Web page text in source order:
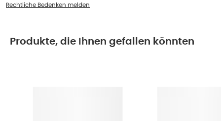
Rechtliche Bedenken melden
Produkte, die Ihnen gefallen könnten